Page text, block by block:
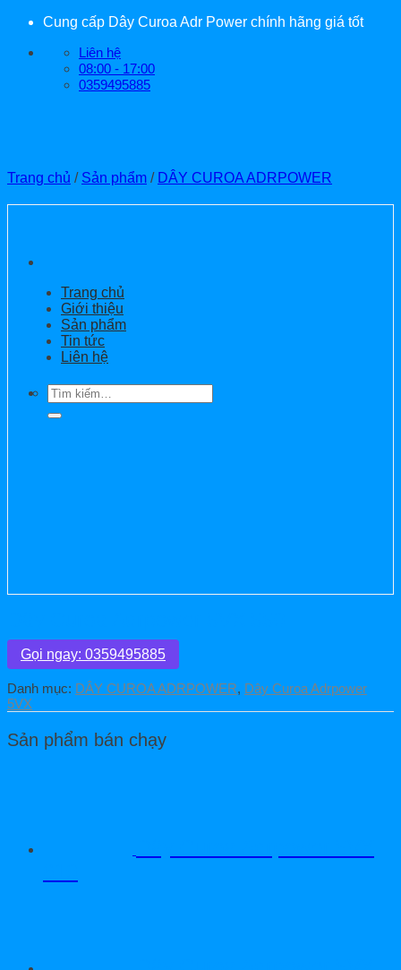
Cung cấp Dây Curoa Adr Power chính hãng giá tốt
Liên hệ
08:00 - 17:00
0359495885
Trang chủ
Giới thiệu
Sản phẩm
Tin tức
Liên hệ
Tìm
kiếm:
Trang chủ / Sản phẩm / DÂY CUROA ADRPOWER
Gọi ngay: 0359495885
Danh mục: DÂY CUROA ADRPOWER, Dây Curoa Adrpower
5VX
Sản phẩm bán chạy